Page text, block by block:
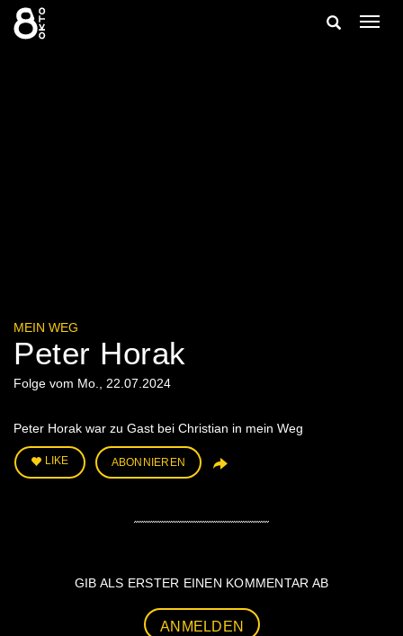
Zum
Inhalt
springen
Suche
MEIN WEG
Peter Horak
Folge vom Mo., 22.07.2024
Peter Horak war zu Gast bei Christian in mein Weg
LIKE ABONNIEREN
GIB ALS ERSTER EINEN KOMMENTAR AB
ANMELDEN